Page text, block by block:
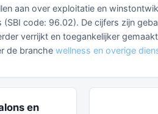
aan over exploitatie en
code: 96.02). De cijfers zijn
verrijkt en toegankelijker
de branche wellness en overige
en